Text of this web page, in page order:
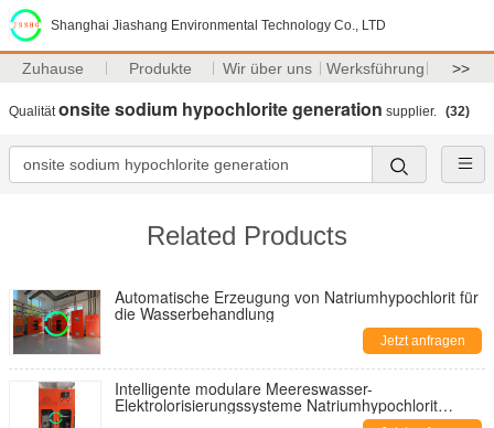
Shanghai Jiashang Environmental Technology Co., LTD
Zuhause Produkte Wir über uns Werksführung >>
Qualitätonsite sodium hypochlorite generation supplier. (32)
Related Products
Automatische Erzeugung von Natriumhypochlorit für
die Wasserbehandlung
Jetzt anfragen
Intelligente modulare Meereswasser-
Elektrolorisierungssysteme Natriumhypochlorit